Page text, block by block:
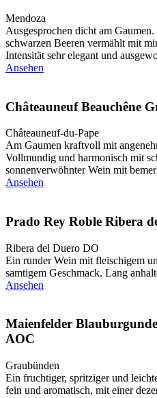
Mendoza
Ausgesprochen dicht am
schwarzen Beeren vermählt mit
Intensität sehr elegant und
Ansehen
Châteauneuf Beauchêne
Châteauneuf-du-Pape
Am Gaumen kraftvoll mit
Vollmundig und harmonisch mit
sonnenverwöhnter Wein mit
Ansehen
Prado Rey Roble Ribera
Ribera del Duero DO
Ein runder Wein mit fleischigem
samtigem Geschmack. Lang
Ansehen
Maienfelder
AOC
Graubünden
Ein fruchtiger, spritziger und
fein und aromatisch, mit einer